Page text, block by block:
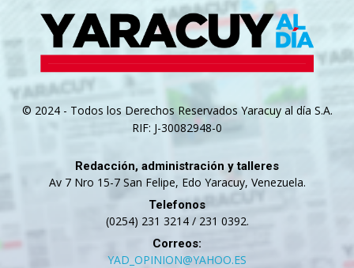
© 2024 - Todos los Derechos Reservados Yaracuy al día S.A.
RIF: J-30082948-0
Redacción, administración y talleres
Av 7 Nro 15-7 San Felipe, Edo Yaracuy, Venezuela.
Telefonos
(0254) 231 3214 / 231 0392.
Correos:
YAD_OPINION@YAHOO.ES